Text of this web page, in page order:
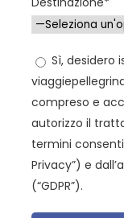
Sì, desidero
compreso e
autorizzo il
termini
Privacy”) e
(“GDPR”).
per pellegrinaggi
Vi invitiamo a
necessari per i